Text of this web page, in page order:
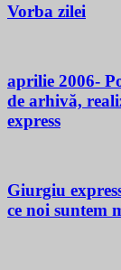
Vorba zilei
aprilie 2006-
de arhivă,
express
Giurgiu
ce noi suntem